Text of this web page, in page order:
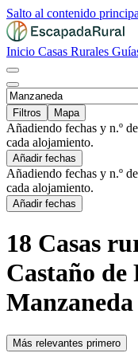
Salto al contenido
Inicio Casas Rurales
Filtros
Mapa
Añadiendo fechas y n.º
cada alojamiento.
Añadir fechas
Añadiendo fechas y n.º
cada alojamiento.
Añadir fechas
18 Casas
Castaño de
Manzaneda
Más relevantes primero